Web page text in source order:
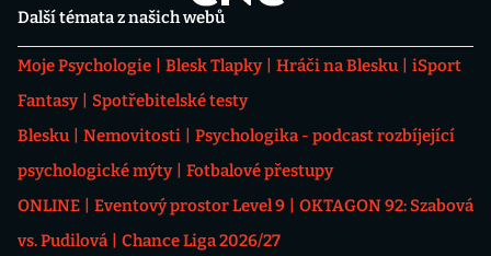
Další témata z našich webů
Moje Psychologie Blesk Tlapky Hráči na Blesku
iSport
Fantasy
Spotřebitelské testy
Blesku
Nemovitosti
Psychologika - podcast rozbíjející
psychologické mýty
Fotbalové přestupy
ONLINE
Eventový prostor Level 9
OKTAGON 92: Szabová
vs. Pudilová
Chance Liga 2026/27